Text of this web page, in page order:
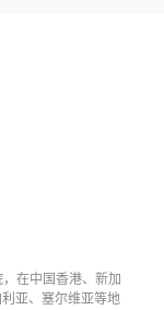
在中国香港、新加
亚、塞尔维亚等地